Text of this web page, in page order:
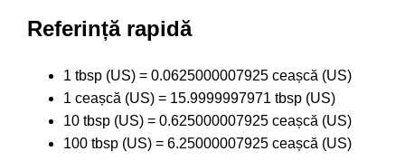
Referință rapidă
1 tbsp (US) = 0.0625000007925 ceașcă (US)
1 ceașcă (US) = 15.9999997971 tbsp (US)
10 tbsp (US) = 0.625000007925 ceașcă (US)
100 tbsp (US) = 6.25000007925 ceașcă (US)